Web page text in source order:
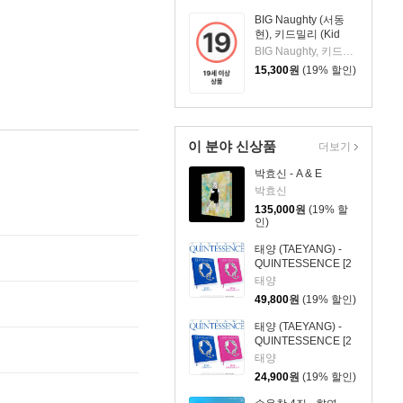
BIG Naughty (서동
현), 키드밀리 (Kid
Milli) - 미니앨범 [+] BIG Naughty, 키드밀리
15,300원 (19% 할인)
이 분야 신상품
박효신 - A & E
박효신
135,000원 (19% 할
인)
태양 (TAEYANG) -
QUINTESSENCE [2
종 SET]
태양
49,800원 (19% 할인)
태양 (TAEYANG) -
QUINTESSENCE [2
종 중 1종 랜덤발송]
태양
24,900원 (19% 할인)
더보기